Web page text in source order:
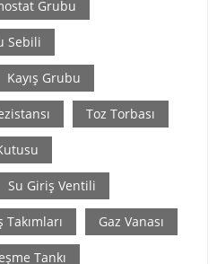
Grubu
Sebili
Kayış Grubu
Toz Torbası
Su Giriş Ventili
Takımları Gaz Vanası
Tankı